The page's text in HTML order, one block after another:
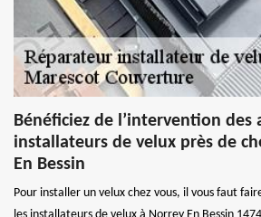
Bénéficiez de l’intervention des
installateurs de velux près de
En Bessin
Pour installer un velux chez vous, il vous faut